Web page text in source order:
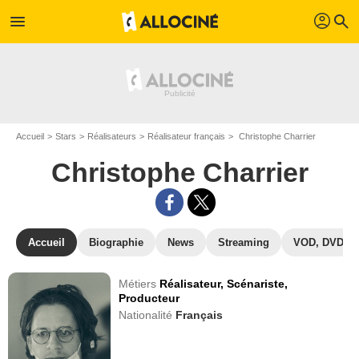
menu profil search
Accueil Stars Réalisateurs Réalisateur français Christophe Charrier
Christophe Charrier
Accueil Biographie News Streaming VOD, DVD
Métiers Réalisateur,Scénariste,
Producteur
Nationalité Français